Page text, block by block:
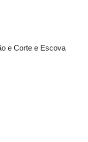
e Corte e Escova